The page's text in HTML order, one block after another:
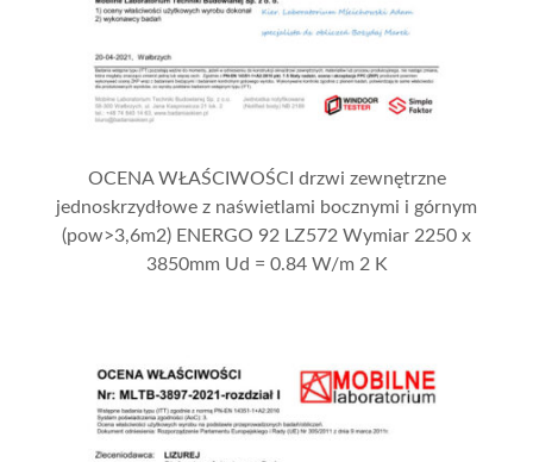
OCENA WŁAŚCIWOŚCI drzwi zewnętrzne
jednoskrzydłowe z naświetlami bocznymi i górnym
(pow>3,6m2) ENERGO 92 LZ572 Wymiar 2250 x
3850mm Ud = 0.84 W/m 2 K